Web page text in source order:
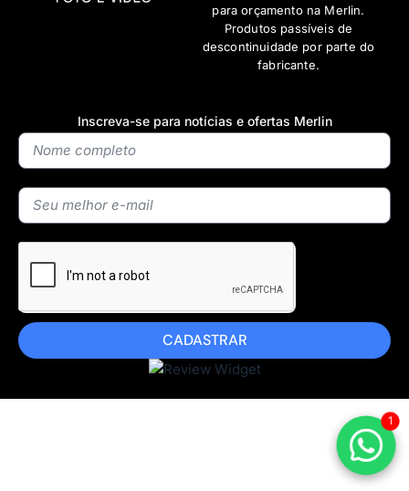
Inscreva-se para notícias e ofertas Merlin
CADASTRAR
para orçamento na Merlin.
Produtos passíveis de
descontinuidade por parte do
fabricante.
1